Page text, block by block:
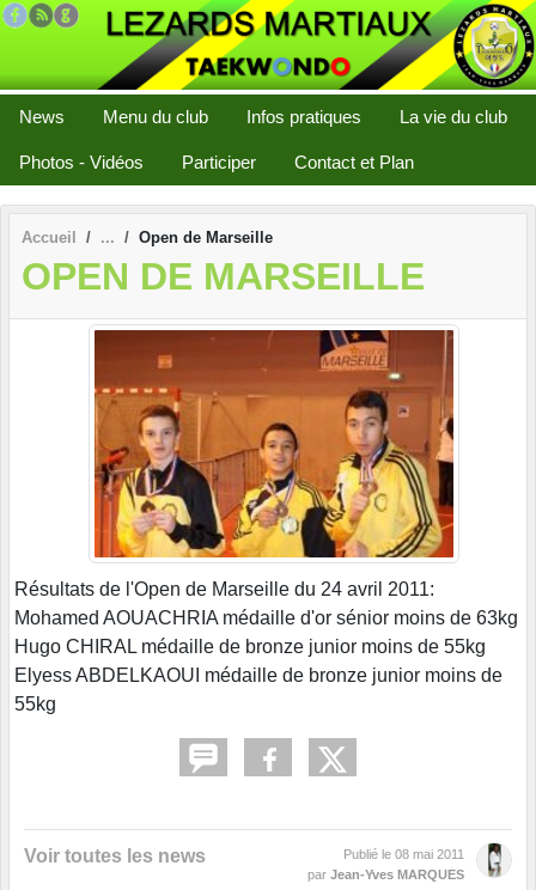
News Menu du club Infos pratiques La vie du club
Photos - Vidéos Participer Contact et Plan
Accueil Open de Marseille
OPEN DE MARSEILLE
Résultats de l'Open de Marseille du 24 avril 2011:
Mohamed AOUACHRIA médaille d'or sénior moins de 63kg
Hugo CHIRAL médaille de bronze junior moins de 55kg
Elyess ABDELKAOUI médaille de bronze junior moins de
55kg
Voir toutes les news Publié le 08 mai 2011
par Jean-Yves MARQUES
Panneau de gestion des cookies